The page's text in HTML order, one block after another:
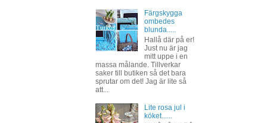
Färgskygga
ombedes
blunda.....
Hallå där på er!
Just nu är jag
mitt uppe i en
massa målande. Tillverkar
saker till butiken så det bara
sprutar om det! Jag är lite så
att...
Lite rosa jul i
köket......